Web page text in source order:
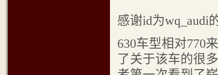
感谢id为wq_audi
630车型相对770
了关于该车的很